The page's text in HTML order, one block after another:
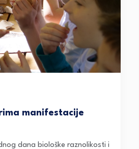
manifestacije
dana biološke raznolikosti i